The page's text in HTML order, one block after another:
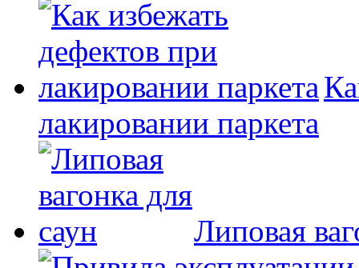
лакировании паркета
Липовая